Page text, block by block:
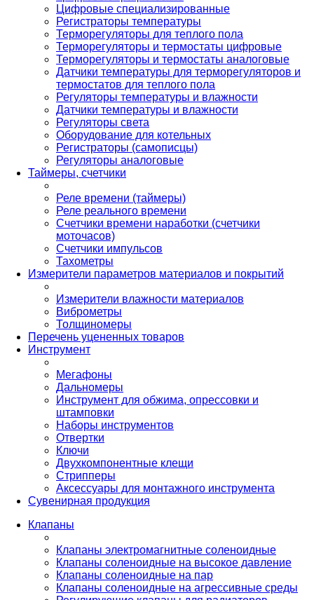
Цифровые специализированные
Регистраторы температуры
Терморегуляторы для теплого пола
Терморегуляторы и термостаты цифровые
Терморегуляторы и термостаты аналоговые
Датчики температуры для терморегуляторов и
термостатов для теплого пола
Регуляторы температуры и влажности
Датчики температуры и влажности
Регуляторы света
Оборудование для котельных
Регистраторы (самописцы)
Регуляторы аналоговые
Таймеры, счетчики
Реле времени (таймеры)
Реле реального времени
Счетчики времени наработки (счетчики
моточасов)
Счетчики импульсов
Тахометры
Измерители параметров материалов и покрытий
Измерители влажности материалов
Виброметры
Толщиномеры
Перечень уцененных товаров
Инструмент
Мегафоны
Дальномеры
Инструмент для обжима, опрессовки и
штамповки
Наборы инструментов
Отвертки
Ключи
Двухкомпонентные клещи
Стрипперы
Аксессуары для монтажного инструмента
Сувенирная продукция
Клапаны
Клапаны электромагнитные соленоидные
Клапаны соленоидные на высокое давление
Клапаны соленоидные на пар
Клапаны соленоидные на агрессивные среды